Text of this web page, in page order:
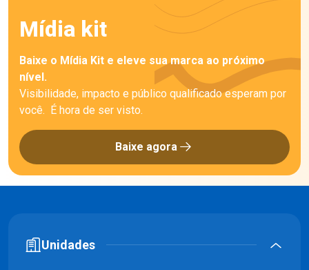
Mídia kit
Baixe o Mídia Kit e eleve sua marca ao próximo
nível.
Visibilidade, impacto e público qualificado esperam por
você. É hora de ser visto.
Baixe agora
Unidades